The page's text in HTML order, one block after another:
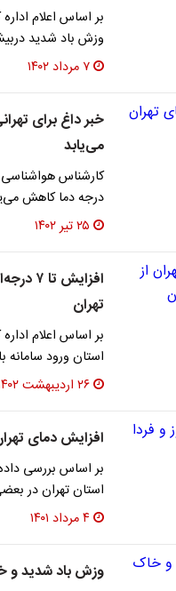
بر اساس اعلام
وزش باد شدید
۷ مرداد ۱۴۰۲
می‌یابد
درجه دما کاهش
۲۵ تیر ۱۴۰۲
تهران
بر اساس اعلام
استان ورود
۲۶ اردیبهشت ۱۴۰۲
افزایش دمای
بر اساس بررسی
استان تهران در
۴ مرداد ۱۴۰۱
وزش باد شدید و